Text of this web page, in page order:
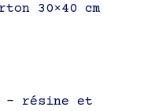
30×40 cm
– résine et